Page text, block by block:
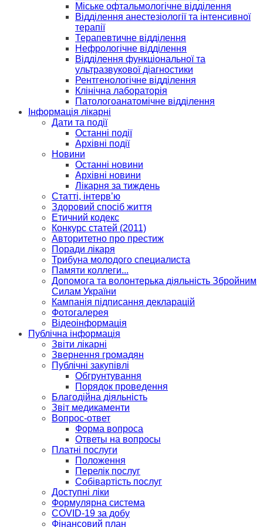
Міське офтальмологічне відділення
Відділення анестезіології та інтенсивної
терапії
Терапевтичне відділення
Нефрологічне відділення
Відділення функціональної та
ультразвукової діагностики
Рентгенологічне відділення
Клінічна лабораторія
Патологоанатомічне відділення
Інформація лікарні
Дати та події
Останні події
Архівні події
Новини
Останні новини
Архівні новини
Лікарня за тиждень
Статті, інтерв’ю
Здоровий спосіб життя
Етичний кодекс
Конкурс статей (2011)
Авторитетно про престиж
Поради лікаря
Трибуна молодого специалиста
Памяти коллеги...
Допомога та волонтерька діяльність Збройним
Силам України
Кампанія підписання декларацій
Фотогалерея
Відеоінформація
Публічна інформація
Звіти лікарні
Звернення громадян
Публічні закупівлі
Обгрунтування
Порядок проведення
Благодійна діяльність
Звіт медикаменти
Вопрос-ответ
Форма вопроса
Ответы на вопросы
Платні послуги
Положення
Перелік послуг
Собівартість послуг
Доступні ліки
Формулярна система
COVID-19 за добу
Фінансовий план